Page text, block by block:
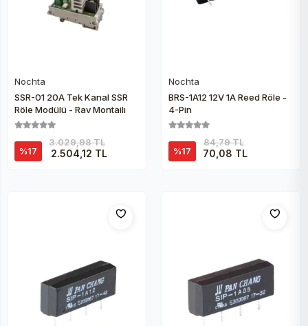
Nochta
SSR-01 20A Tek Kanal SSR
Röle Modülü - Ray Montajlı
%17
3.029,98 TL
2.504,12 TL
Nochta
BRS-1A12 12V 1A Reed Röle -
4-Pin
%17
84,79 TL
70,08 TL